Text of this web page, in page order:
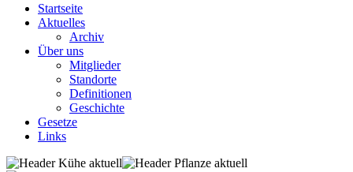
Startseite
Aktuelles
Archiv
Über uns
Mitglieder
Standorte
Definitionen
Geschichte
Gesetze
Links